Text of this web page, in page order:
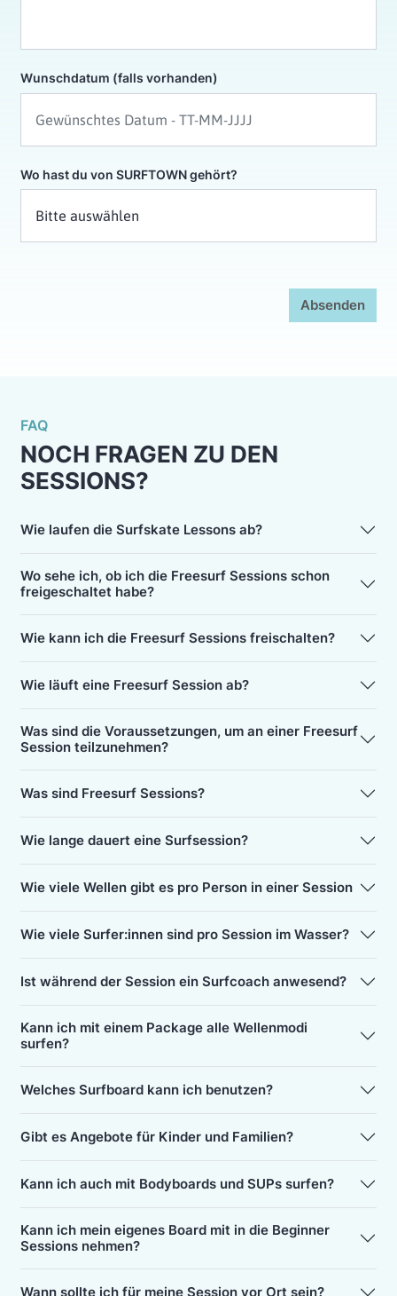
Wunschdatum (falls vorhanden)
Wo hast du von SURFTOWN gehört?
Absenden
FAQ
NOCH FRAGEN ZU DEN
SESSIONS?
Wie laufen die Surfskate Lessons ab?
Wo sehe ich, ob ich die Freesurf Sessions schon
freigeschaltet habe?
Wie kann ich die Freesurf Sessions freischalten?
Wie läuft eine Freesurf Session ab?
Was sind die Voraussetzungen, um an einer Freesurf
Session teilzunehmen?
Was sind Freesurf Sessions?
Wie lange dauert eine Surfsession?
Wie viele Wellen gibt es pro Person in einer Session
Wie viele Surfer:innen sind pro Session im Wasser?
Ist während der Session ein Surfcoach anwesend?
Kann ich mit einem Package alle Wellenmodi
surfen?
Welches Surfboard kann ich benutzen?
Gibt es Angebote für Kinder und Familien?
Kann ich auch mit Bodyboards und SUPs surfen?
Kann ich mein eigenes Board mit in die Beginner
Sessions nehmen?
Wann sollte ich für meine Session vor Ort sein?